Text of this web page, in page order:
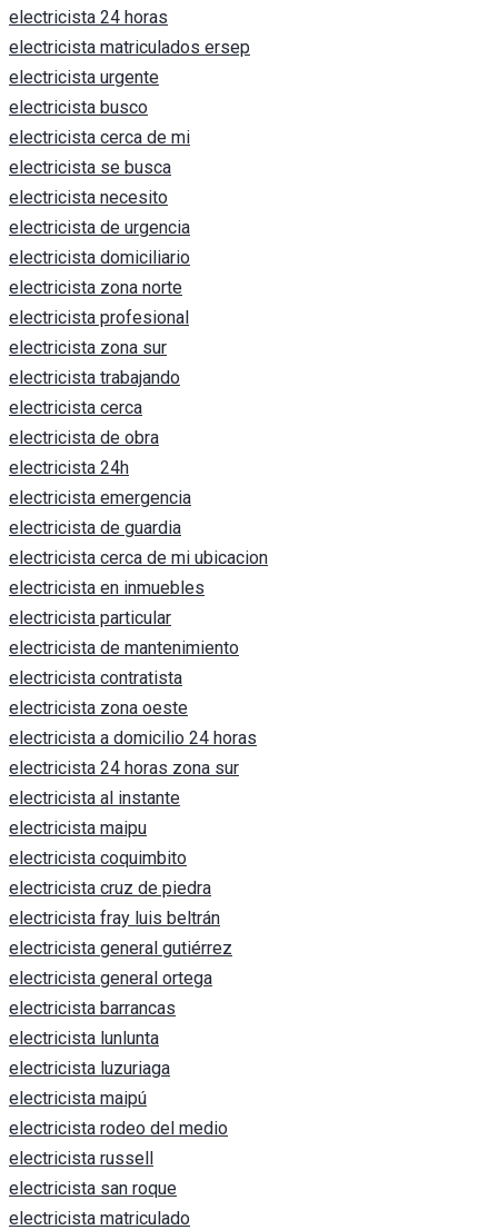
electricista 24 horas
electricista matriculados ersep
electricista urgente
electricista busco
electricista cerca de mi
electricista se busca
electricista necesito
electricista de urgencia
electricista domiciliario
electricista zona norte
electricista profesional
electricista zona sur
electricista trabajando
electricista cerca
electricista de obra
electricista 24h
electricista emergencia
electricista de guardia
electricista cerca de mi ubicacion
electricista en inmuebles
electricista particular
electricista de mantenimiento
electricista contratista
electricista zona oeste
electricista a domicilio 24 horas
electricista 24 horas zona sur
electricista al instante
electricista maipu
electricista coquimbito
electricista cruz de piedra
electricista fray luis beltrán
electricista general gutiérrez
electricista general ortega
electricista barrancas
electricista lunlunta
electricista luzuriaga
electricista maipú
electricista rodeo del medio
electricista russell
electricista san roque
electricista matriculado